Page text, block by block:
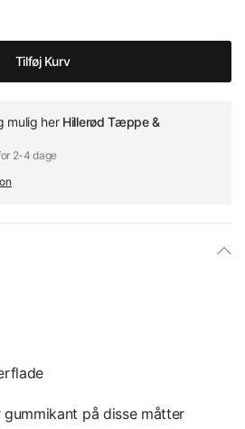
Tilføj Kurv
mulig her Hillerød Tæppe &
2-4 dage
på disse måtter